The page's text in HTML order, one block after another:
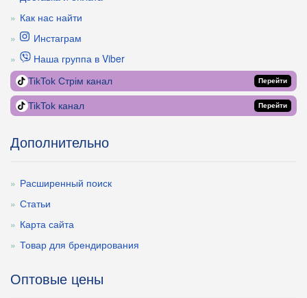
Как нас найти
Инстаграм
Наша группа в Viber
TikTok Стрім канал Перейти
TikTok канал Перейти
Дополнительно
Расширенный поиск
Статьи
Карта сайта
Товар для брендирования
Оптовые цены